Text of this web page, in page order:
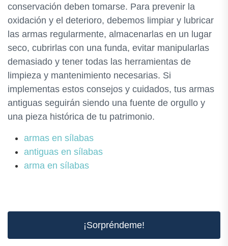
conservación deben tomarse. Para prevenir la
oxidación y el deterioro, debemos limpiar y lubricar
las armas regularmente, almacenarlas en un lugar
seco, cubrirlas con una funda, evitar manipularlas
demasiado y tener todas las herramientas de
limpieza y mantenimiento necesarias. Si
implementas estos consejos y cuidados, tus armas
antiguas seguirán siendo una fuente de orgullo y
una pieza histórica de tu patrimonio.
armas en sílabas
antiguas en sílabas
arma en sílabas
¡Sorpréndeme!